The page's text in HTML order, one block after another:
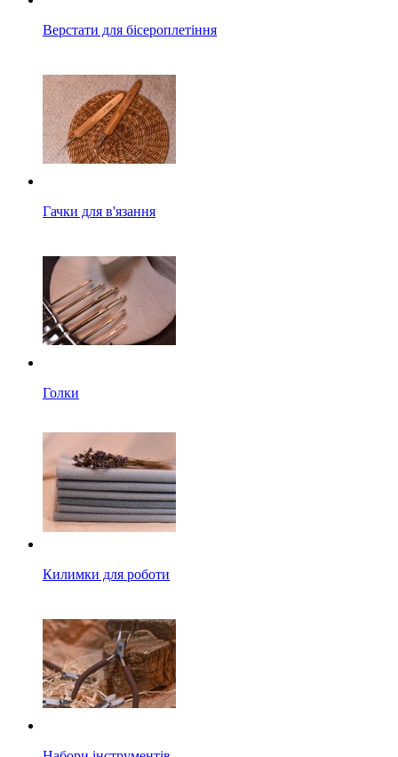
Верстати для бісероплетіння
Гачки для в'язання
Голки
Килимки для роботи